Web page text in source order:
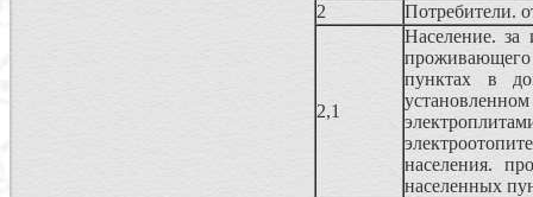
2
Потребители.
2,1
Население. за
проживающего
пунктах в
населения.
населенных